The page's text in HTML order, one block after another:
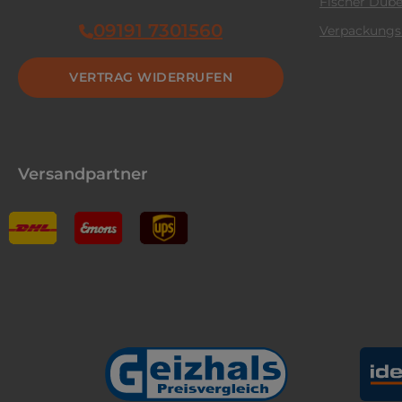
09191 7301560
VERTRAG WIDERRUFEN
Versandpartner